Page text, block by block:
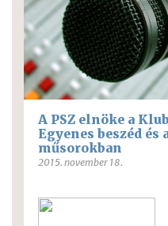
A PSZ elnöke a
Egyenes beszéd
műsorokban
2015. november 18.